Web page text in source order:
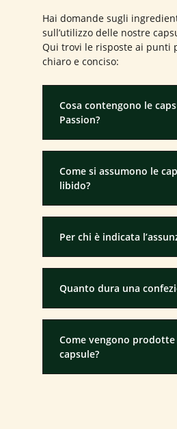
Hai domande sugli
sull’utilizzo delle nostre
Qui trovi le risposte ai punti
chiaro e conciso:
Cosa contengono le
Passion?
Come si assumono le
libido?
Per chi è indicata
Quanto dura una
Come vengono prodotte
capsule?